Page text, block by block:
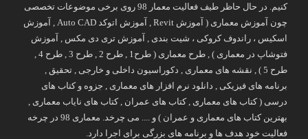
کنیم. در حال حاظر طیف فعالیت معمار 98 روی برخی موضوعات تخصصی
چون آموزش معماری ( آموزش Revit , آموزش اتوکد Auto CAD , آموزش
اسکیس ، راندوف کروکی ، شیت بندی , آموزش تری دی مکس , آموزش
طرح 5 ) , نقشه های معماری , دکوراسیون داخلی و خارجی , تحقیق ,
برنامه های فیزیکی , دانلود نرم افزار های معماری , جزوه و کتاب های
درسی ( کتاب های معماری , کتاب های عمران , کتاب های نایاب معماری ,
بهترین کتاب های معماری و عمران ) و .... می چرخد. معماری 98 در چرخه
فعالیت خود هدف ها و برنامه های بزرگی برای اجرا دارد.